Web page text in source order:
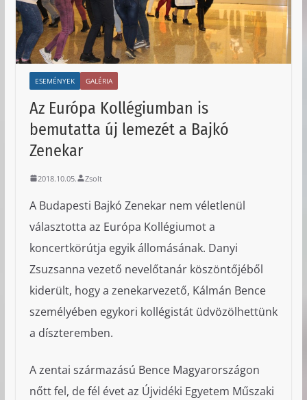
ESEMÉNYEK GALÉRIA
Az Európa Kollégiumban is
bemutatta új lemezét a Bajkó
Zenekar
2018.10.05. Zsolt
A Budapesti Bajkó Zenekar nem véletlenül
választotta az Európa Kollégiumot a
koncertkörútja egyik állomásának. Danyi
Zsuzsanna vezető nevelőtanár köszöntőjéből
kiderült, hogy a zenekarvezető, Kálmán Bence
személyében egykori kollégistát üdvözölhettünk
a díszteremben.
A zentai származású Bence Magyarországon
nőtt fel, de fél évet az Újvidéki Egyetem Műszaki